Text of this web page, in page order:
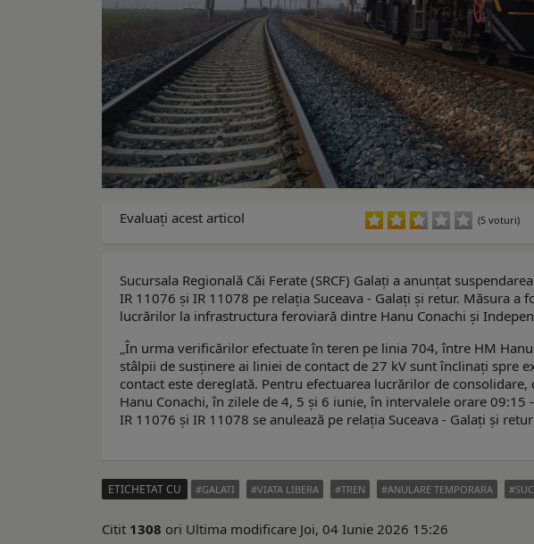
Evaluaţi acest articol (5 voturi)
Sucursala Regională Căi Ferate (SRCF) Galați a anunțat
IR 11076 și IR 11078 pe relația Suceava - Galați și retur. Măsura a
lucrărilor la infrastructura feroviară dintre Hanu Conachi și
„În urma verificărilor efectuate în teren pe linia 704, între HM
stâlpii de susținere ai liniei de contact de 27 kV sunt înclinați spre
contact este dereglată. Pentru efectuarea lucrărilor de
Hanu Conachi, în zilele de 4, 5 și 6 iunie, în intervalele orare
IR 11076 și IR 11078 se anulează pe relația Suceava - Galați și
ETICHETAT CU GALATI VIATA LIBERA TREN ANULARE TEMPORARA
Citit 1308 ori Ultima modificare Joi, 04 Iunie 2026 15:26